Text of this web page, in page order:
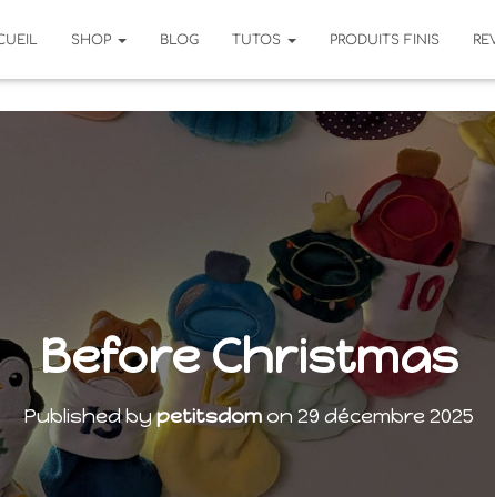
SHOP BLOG TUTOS PRODUITS FINIS
Before Christmas
Published bypetitsdomon 29 décembre 2025